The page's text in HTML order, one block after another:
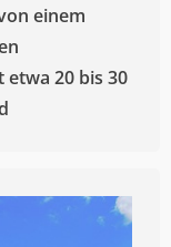
einem
20 bis 30